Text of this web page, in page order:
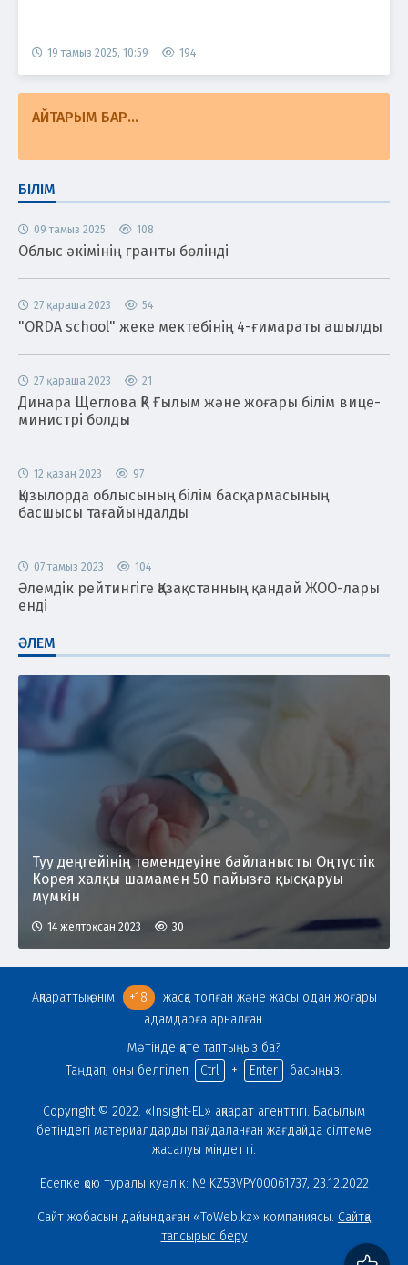
19 тамыз 2025, 10:59 194
АЙТАРЫМ БАР...
БІЛІМ
09 тамыз 2025 108
Облыс әкімінің гранты бөлінді
27 қараша 2023 54
"ORDA school" жеке мектебінің 4-ғимараты ашылды
27 қараша 2023 21
Динара Щеглова ҚР Ғылым және жоғары білім вице-
министрі болды
12 қазан 2023 97
Қызылорда облысының білім басқармасының
басшысы тағайындалды
07 тамыз 2023 104
Әлемдік рейтингіге Қазақстанның қандай ЖОО-лары
енді
ӘЛЕМ
Туу деңгейінің төмендеуіне байланысты Оңтүстік
Корея халқы шамамен 50 пайызға қысқаруы
мүмкін
14 желтоқсан 2023 30
Copyright © 2022. «Insight-EL» ақпарат агенттігі. Басылым
бетіндегі материалдарды пайдаланған жағдайда сілтеме
жасалуы міндетті.
Есепке қою туралы куәлік: № KZ53VPY00061737, 23.12.2022
Сайт жобасын дайындаған «ToWeb.kz» компаниясы. Сайтқа
тапсырыс беру
Ақпараттық өнім +18
жасқа толған және жасы одан жоғары
адамдарға арналған.
Мәтінде қате таптыңыз ба?
Таңдап, оны белгілеп
Ctrl + Enter басыңыз.